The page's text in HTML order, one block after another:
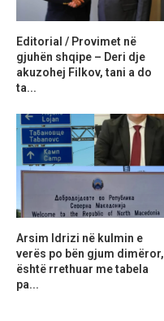
Editorial / Provimet në
gjuhën shqipe – Deri dje
akuzohej Filkov, tani a do
ta...
Arsim Idrizi në kulmin e
verës po bën gjum dimëror,
është rrethuar me tabela
pa...